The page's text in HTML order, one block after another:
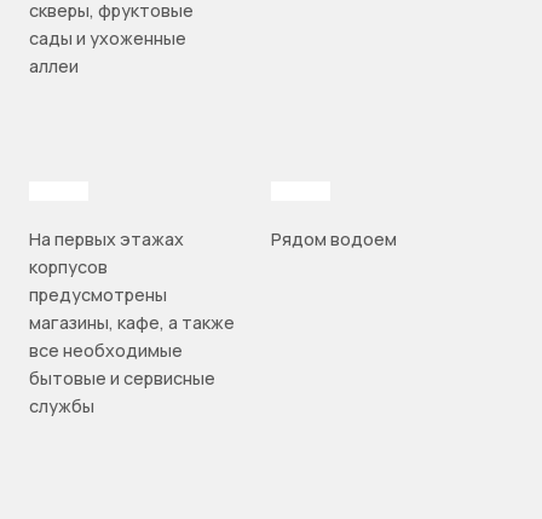
скверы, фруктовые
сады и ухоженные
аллеи
На первых этажах
корпусов
предусмотрены
магазины, кафе, а также
все необходимые
бытовые и сервисные
службы
Рядом водоем